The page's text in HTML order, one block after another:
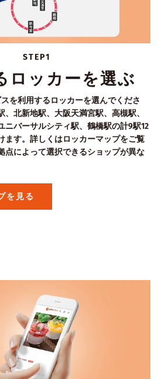
STEP1
ロッカーを選ぶ
を利用するロッカーを選んでくださ
、北新地駅、大阪天満宮駅、高槻駅、
ニバーサルシティ駅、鶴橋駅の計9駅12
ます。詳しくはロッカーマップをご覧
点によって選択できるショップが異な
を見る